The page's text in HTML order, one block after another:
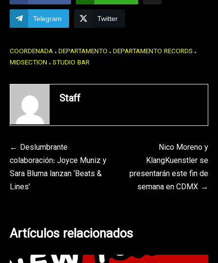
Telegram Twitter
COORDENADA DEPARTAMENTO DEPARTAMENTO RECORDS
MIDSECTION STUDIO BAR
Staff
Navegación
de
entradas
Deslumbrante
colaboración: Joyce Muniz y
Sara Bluma lanzan ‘Beats &
Lines’
Nico Moreno y
KlangKuenstler se
presentarán este fin de
semana en CDMX
Artículos relacionados